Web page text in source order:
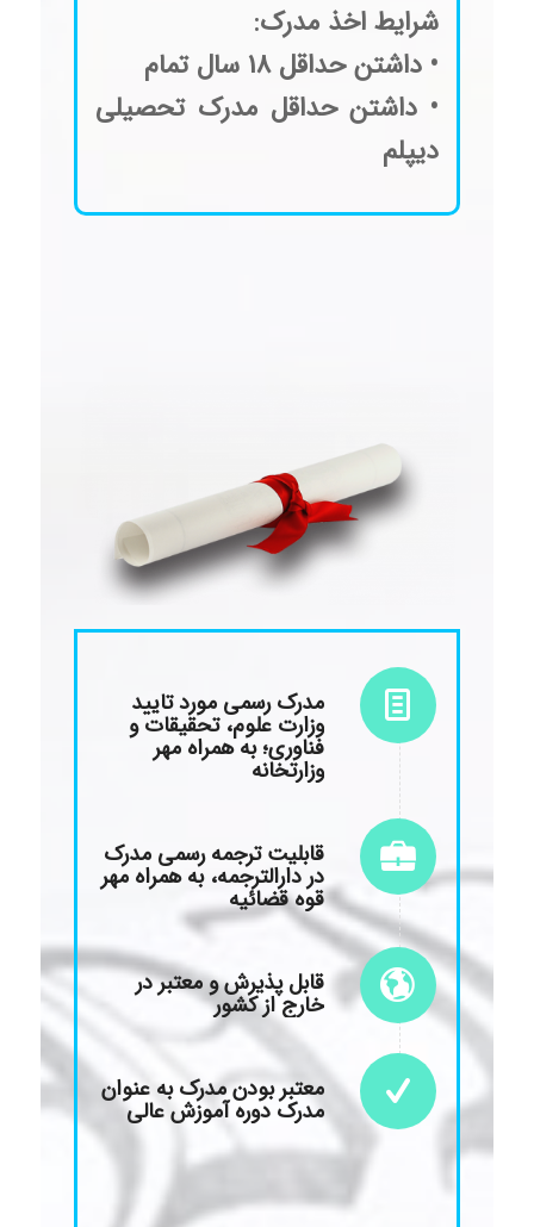
شرایط اخذ مدرک:
• داشتن حداقل 18 سال تمام
• داشتن حداقل مدرک تحصیلی
دیپلم
مدرک رسمی مورد تایید
وزارت علوم، تحقیقات و
فناوری؛ به همراه مهر
وزارتخانه
قابلیت ترجمه رسمی مدرک
در دارالترجمه، به همراه مهر
قوه قضائیه
قابل پذیرش و معتبر در
خارج از کشور
معتبر بودن مدرک به عنوان
مدرک دوره آموزش عالی